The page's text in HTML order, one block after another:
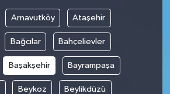
Arnavutköy Ataşehir
Bağcılar Bahçelievler
Başakşehir Bayrampaşa
Beykoz Beylikdüzü